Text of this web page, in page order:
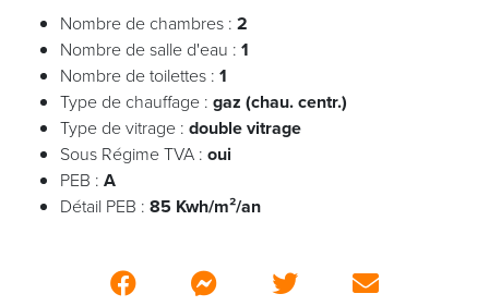
Nombre de chambres : 2
Nombre de salle d'eau : 1
Nombre de toilettes : 1
Type de chauffage : gaz (chau. centr.)
Type de vitrage : double vitrage
Sous Régime TVA : oui
PEB : A
Détail PEB : 85 Kwh/m²/an